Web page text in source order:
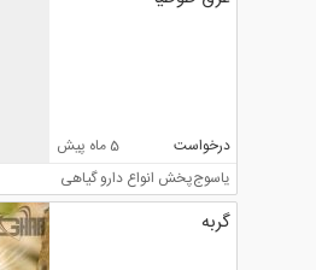
درخواست
5 ماه پیش
یاسوجپخش انواع دارو گیاهی
گربه